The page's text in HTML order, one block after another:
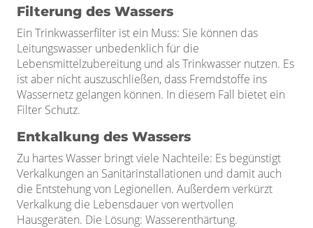
Filterung des Wassers
Ein Trinkwasserfilter ist ein Muss: Sie können das
Leitungswasser unbedenklich für die
Lebensmittelzubereitung und als Trinkwasser nutzen. Es
ist aber nicht auszuschließen, dass Fremdstoffe ins
Wassernetz gelangen können. In diesem Fall bietet ein
Filter Schutz.
Entkalkung des Wassers
Zu hartes Wasser bringt viele Nachteile: Es begünstigt
Verkalkungen an Sanitärinstallationen und damit auch
die Entstehung von Legionellen. Außerdem verkürzt
Verkalkung die Lebensdauer von wertvollen
Hausgeräten. Die Lösung: Wasserenthärtung.